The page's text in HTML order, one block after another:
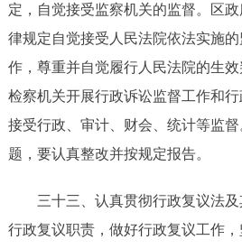
定， 自觉接受监察机关的监督。
区
律规定自觉接受人民法院依法实施
作，尊重并自觉履行人民法院的生
检察机关开展行政诉讼监督工作和
接受行政、审计、财会、统计等监
题，要认真整改并按规定报告。
三十三
认真贯彻行政复议法
行政复议职责，做好行政复议工作